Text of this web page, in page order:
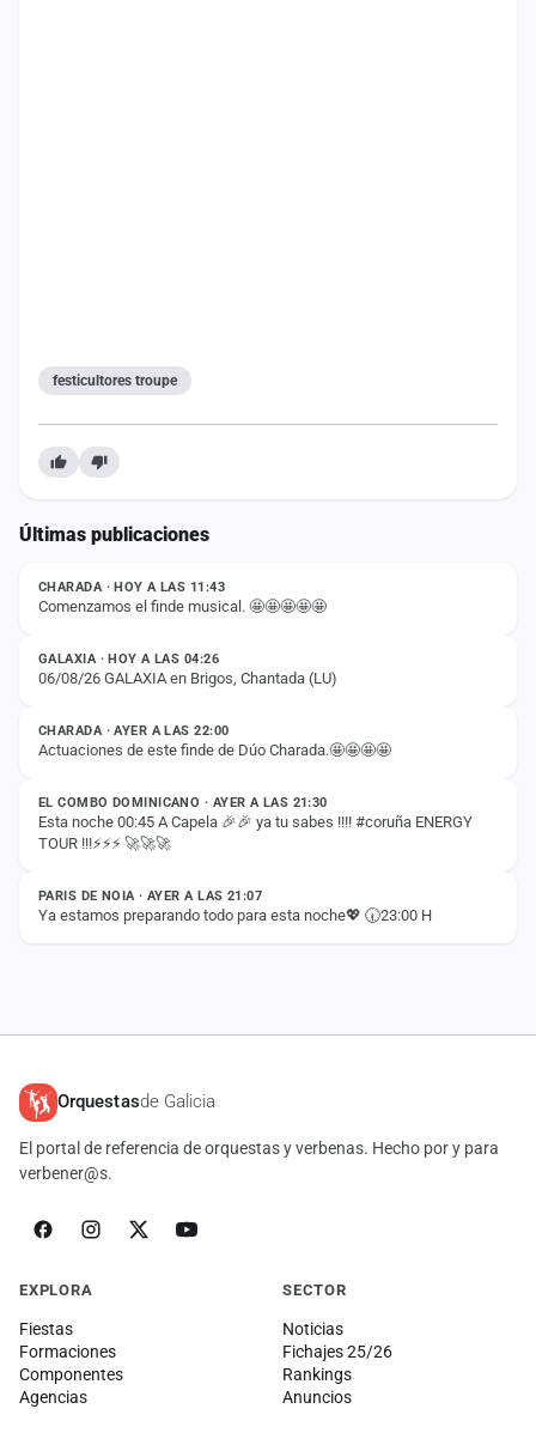
festicultores troupe
Últimas publicaciones
ESTADO
CHARADA · HOY A LAS 11:43
Comenzamos el finde musical. 🤩🤩🤩🤩🤩
ESTADO
GALAXIA · HOY A LAS 04:26
06/08/26 GALAXIA en Brigos, Chantada (LU)
ESTADO
CHARADA · AYER A LAS 22:00
Actuaciones de este finde de Dúo Charada.🤩🤩🤩🤩
ESTADO
EL COMBO DOMINICANO · AYER A LAS 21:30
Esta noche 00:45 A Capela 🎉🎉 ya tu sabes !!!! #coruña ENERGY
TOUR !!!⚡️⚡️⚡️ 🚀🚀🚀
ESTADO
PARIS DE NOIA · AYER A LAS 21:07
Ya estamos preparando todo para esta noche💖 🕢23:00 H
Orquestasde Galicia
El portal de referencia de orquestas y verbenas. Hecho por y para
verbener@s.
EXPLORA
Fiestas
Formaciones
Componentes
Agencias
SECTOR
Noticias
Fichajes 25/26
Rankings
Anuncios